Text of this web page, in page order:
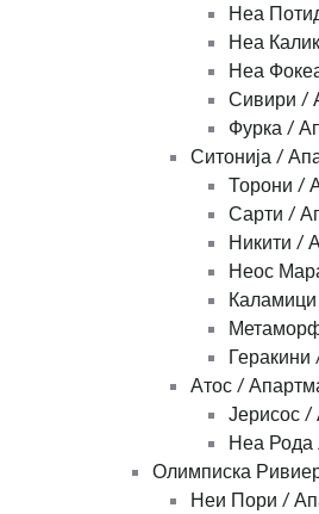
Неа
Неа
Неа
Сивири /
Фурка /
Ситонија /
Торони /
Сарти /
Никити /
Неос
Атос /
Јерисос
Неа Рода
Олимписка
Неи Пори /